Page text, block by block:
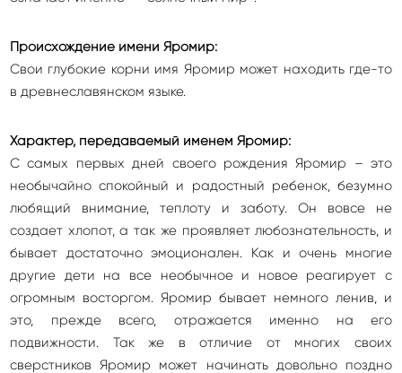
Происхождение имени Яромир:
Свои глубокие корни имя Яромир может находить где-то
в древнеславянском языке.
Характер, передаваемый именем Яромир:
С самых первых дней своего рождения Яромир – это
необычайно спокойный и радостный ребенок, безумно
любящий внимание, теплоту и заботу. Он вовсе не
создает хлопот, а так же проявляет любознательность, и
бывает достаточно эмоционален. Как и очень многие
другие дети на все необычное и новое реагирует с
огромным восторгом. Яромир бывает немного ленив, и
это, прежде всего, отражается именно на его
подвижности. Так же в отличие от многих своих
сверстников Яромир может начинать довольно поздно